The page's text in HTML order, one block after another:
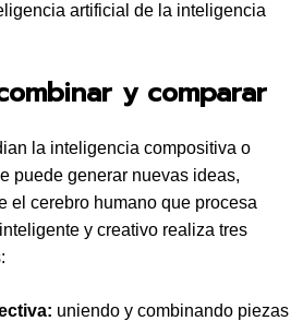
artificial de la inteligencia
y comparar
la inteligencia compositiva o
puede generar nuevas ideas,
el cerebro humano que procesa
y creativo realiza tres
uniendo y combinando piezas